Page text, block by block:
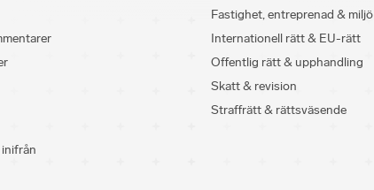
Fastighet, entreprenad & miljö
Internationell rätt & EU-rätt
Offentlig rätt & upphandling
Skatt & revision
Straffrätt & rättsväsende